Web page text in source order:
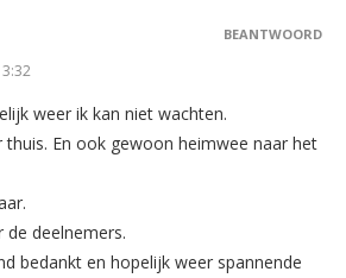
weer ik kan niet wachten.
En ook gewoon heimwee naar het
de deelnemers.
bedankt en hopelijk weer spannende
BEANTWOORD